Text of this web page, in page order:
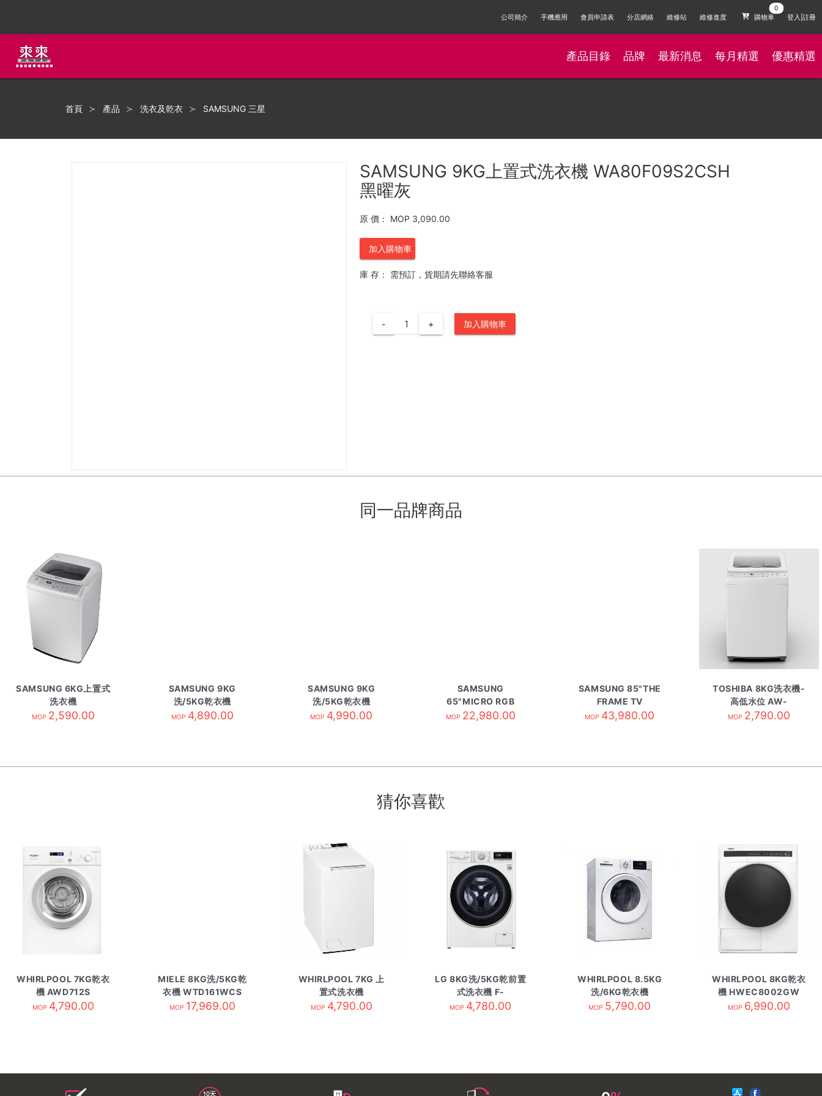
公司簡介 手機應用 會員申請表 分店網絡 維修站 維修進度 購物車 登入|註冊
產品目錄 品牌 最新消息 每月精選 優惠精選
首頁 產品 洗衣及乾衣 SAMSUNG 三星
SAMSUNG 9KG上置式洗衣機 WA80F09S2CSH
黑曜灰
原 價： MOP 3,090.00
加入購物車
庫 存： 需預訂，貨期請先聯絡客服
- + 加入購物車
同一品牌商品
SAMSUNG 6KG上置式
洗衣機
WA60M4200SG/SH
MOP 2,590.00
SAMSUNG 9KG
洗/5KG乾衣機
WD90DG5G34BBSH
MOP 4,890.00
SAMSUNG 9KG
洗/5KG乾衣機
WD90DG6G94BKSH
MOP 4,990.00
SAMSUNG
65"MICRO RGB
SMART TV
MOP 22,980.00
SAMSUNG 85"THE
FRAME TV
QA85LS03HWJXZK
MOP 43,980.00
TOSHIBA 8KG洗衣機-
高低水位 AW-
Q901BPH
MOP 2,790.00
猜你喜歡
WHIRLPOOL 7KG乾衣
機 AWD712S
MOP 4,790.00
MIELE 8KG洗/5KG乾
衣機 WTD161WCS
MOP 17,969.00
WHIRLPOOL 7KG 上
置式洗衣機
TDLR70124
MOP 4,790.00
LG 8KG洗/5KG乾前置
式洗衣機 F-
C1208V4W
MOP 4,780.00
WHIRLPOOL 8.5KG
洗/6KG乾衣機
WRAL856411
MOP 5,790.00
WHIRLPOOL 8KG乾衣
機 HWEC8002GW
MOP 6,990.00